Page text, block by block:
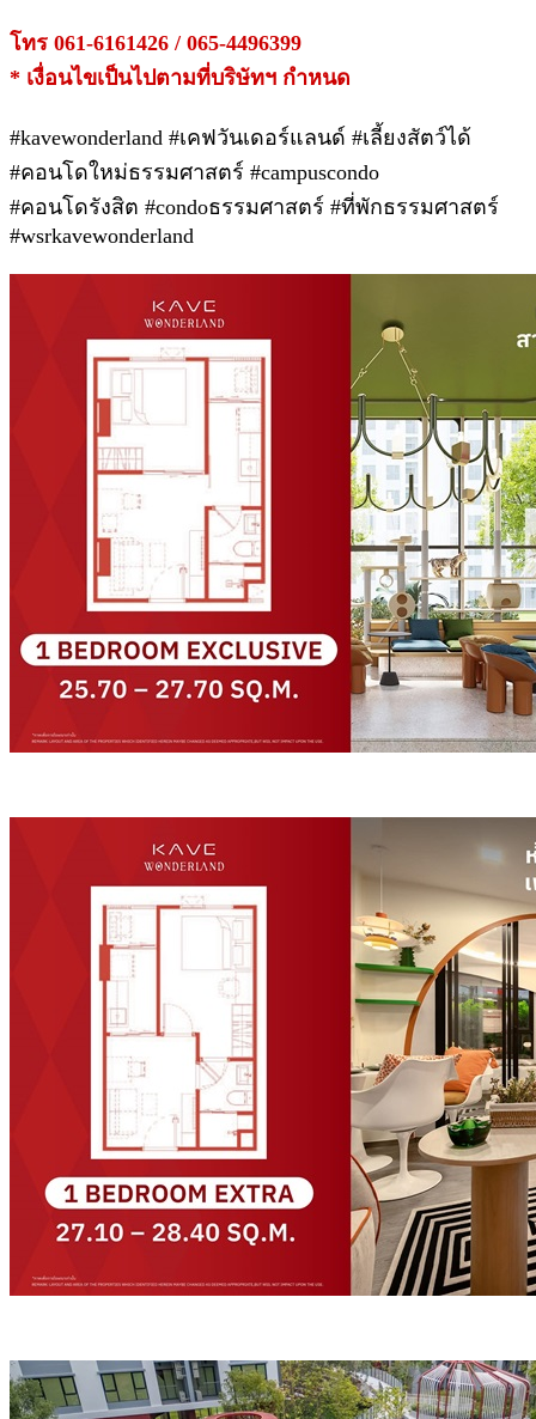
โทร 061-6161426 / 065-4496399
* เงื่อนไขเป็นไปตามที่บริษัทฯ กำหนด
#kavewonderland #เคฟวันเดอร์แลนด์ #เลี้ยงสัตว์ได้
#คอนโดใหม่ธรรมศาสตร์ #campuscondo
#คอนโดรังสิต #condoธรรมศาสตร์ #ที่พักธรรมศาสตร์
#wsrkavewonderland